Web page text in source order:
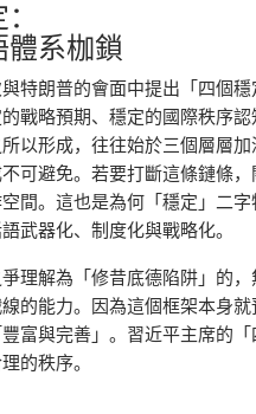
體系枷鎖
特朗普的會面中提出「四個
戰略預期、穩定的國際秩序
以形成，往往始於三個層層
可避免。若要打斷這條鏈條
間。這也是為何「穩定」二
武器化、制度化與戰略化。
理解為「修昔底德陷阱」的
的能力。因為這個框架本身
富與完善」。習近平主席的
的秩序。